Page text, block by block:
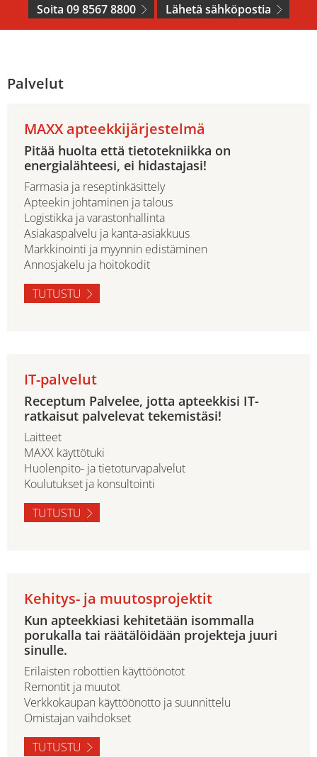
Soita 09 8567 8800 Lähetä sähköpostia
Palvelut
MAXX apteekkijärjestelmä
Pitää huolta että tietotekniikka on
energialähteesi, ei hidastajasi!
Farmasia ja reseptinkäsittely
Apteekin johtaminen ja talous
Logistikka ja varastonhallinta
Asiakaspalvelu ja kanta-asiakkuus
Markkinointi ja myynnin edistäminen
Annosjakelu ja hoitokodit
TUTUSTU
IT-palvelut
Receptum Palvelee, jotta apteekkisi IT-
ratkaisut palvelevat tekemistäsi!
Laitteet
MAXX käyttötuki
Huolenpito- ja tietoturvapalvelut
Koulutukset ja konsultointi
TUTUSTU
Kehitys- ja muutosprojektit
Kun apteekkiasi kehitetään isommalla
porukalla tai räätälöidään projekteja juuri
sinulle.
Erilaisten robottien käyttöönotot
Remontit ja muutot
Verkkokaupan käyttöönotto ja suunnittelu
Omistajan vaihdokset
TUTUSTU